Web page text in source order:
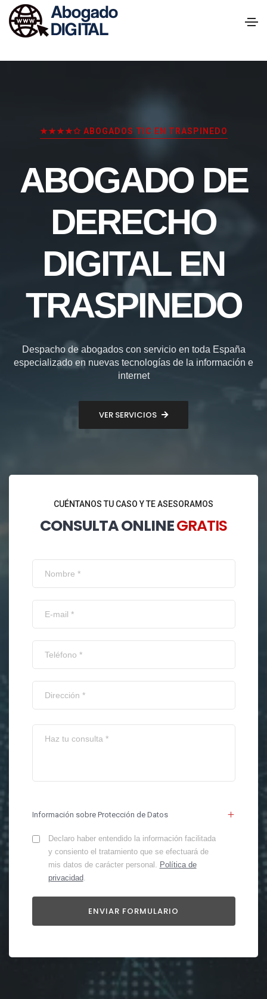
★★★★✩ ABOGADOS TIC EN TRASPINEDO
ABOGADO DE
DERECHO
DIGITAL EN
TRASPINEDO
Despacho de abogados con servicio en toda España
especializado en nuevas tecnologías de la información e
internet
VER SERVICIOS
CUÉNTANOS TU CASO Y TE ASESORAMOS
CONSULTA ONLINEGRATIS
Información sobre Protección de Datos
Declaro haber entendido la información facilitada
y consiento el tratamiento que se efectuará de
mis datos de carácter personal. Política de
privacidad.